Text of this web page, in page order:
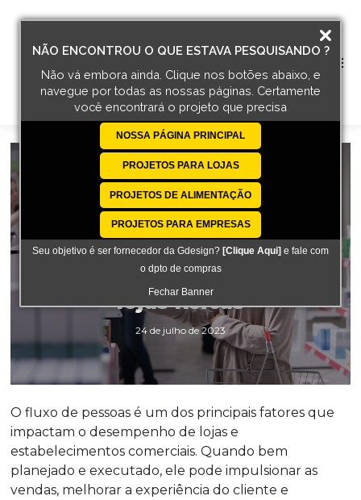
NÃO ENCONTROU O QUE ESTAVA PESQUISANDO ?
Não vá embora ainda. Clique nos botões abaixo, e
navegue por todas as nossas páginas. Certamente
você encontrará o projeto que precisa
NOSSA PÁGINA PRINCIPAL
PROJETOS PARA LOJAS
PROJETOS DE ALIMENTAÇÃO
PROJETOS PARA EMPRESAS
Seu objetivo é ser fornecedor da Gdesign? [Clique Aqui] e fale com
o dpto de compras
Fechar Banner
Arquitetura
Fluxo de Pessoas e
sua importância
para o sucesso das
lojas físicas
24 de julho de 2023
O fluxo de pessoas é um dos principais fatores que
impactam o desempenho de lojas e
estabelecimentos comerciais. Quando bem
planejado e executado, ele pode impulsionar as
vendas, melhorar a experiência do cliente e